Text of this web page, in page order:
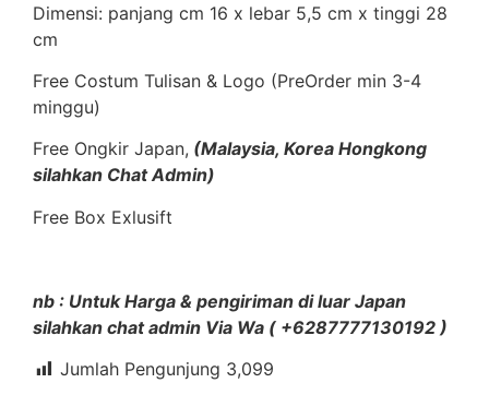
Dimensi: panjang cm 16 x lebar 5,5 cm x tinggi 28
cm
Free Costum Tulisan & Logo (PreOrder min 3-4
minggu)
Free Ongkir Japan, (Malaysia, Korea Hongkong
silahkan Chat Admin)
Free Box Exlusift
nb : Untuk Harga & pengiriman di luar Japan
silahkan chat admin Via Wa ( +6287777130192 )
Jumlah Pengunjung 3,099